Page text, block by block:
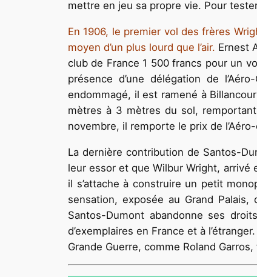
mettre en jeu sa propre vie. Pour
En 1906, le premier vol des frères
moyen d’un plus lourd que l’air. Ernest
club de France 1 500 francs pour un
présence d’une délégation de
endommagé, il est ramené à
mètres à 3 mètres du sol,
novembre, il remporte le prix de
La dernière contribution de Santos-
leur essor et que Wilbur Wright,
il s’attache à construire un petit
sensation, exposée au Grand
Santos-Dumont abandonne ses
d’exemplaires en France et à
Grande Guerre, comme Roland